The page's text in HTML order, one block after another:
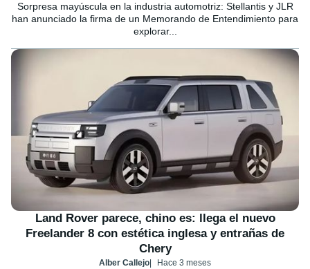
Sorpresa mayúscula en la industria automotriz: Stellantis y JLR
han anunciado la firma de un Memorando de Entendimiento para
explorar...
Land Rover parece, chino es: llega el nuevo
Freelander 8 con estética inglesa y entrañas de
Chery
Alber Callejo Hace 3 meses